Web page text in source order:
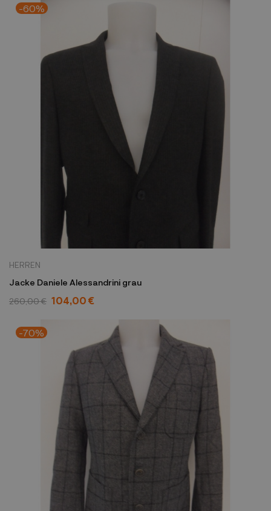
-60%
HERREN
Jacke Daniele Alessandrini grau
260,00 € 104,00 €
-70%